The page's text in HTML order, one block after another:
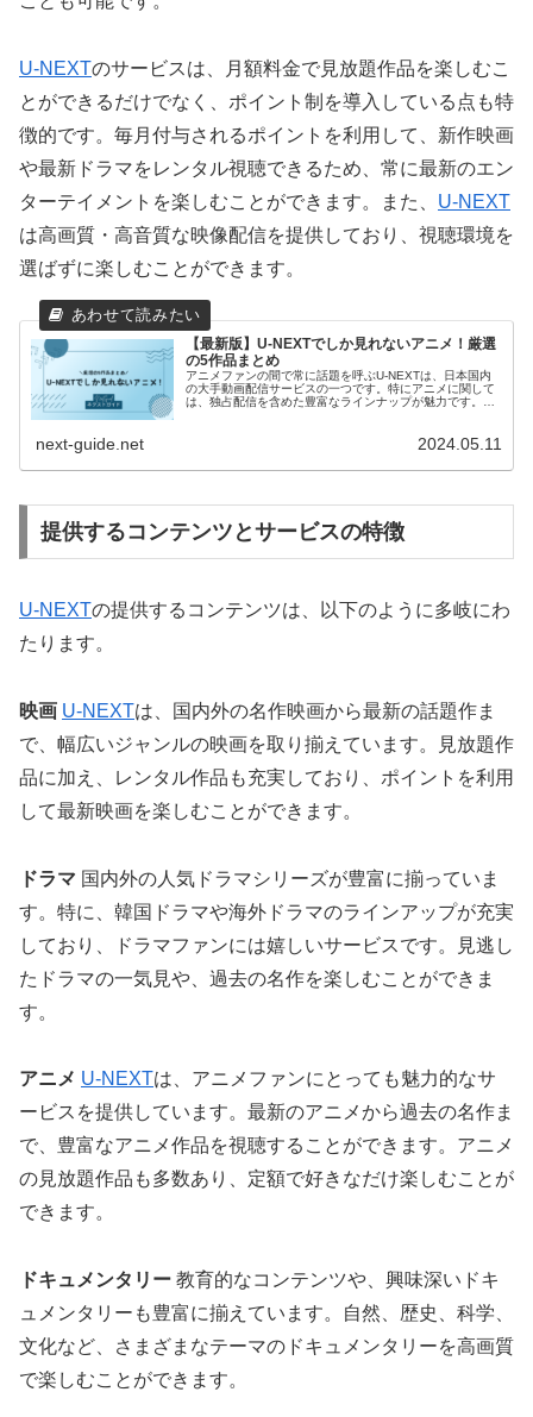
U-NEXTのサービスは、月額料金で見放題作品を楽しむこ
とができるだけでなく、ポイント制を導入している点も特
徴的です。毎月付与されるポイントを利用して、新作映画
や最新ドラマをレンタル視聴できるため、常に最新のエン
ターテイメントを楽しむことができます。また、 U-NEXT
は高画質・高音質な映像配信を提供しており、視聴環境を
選ばずに楽しむことができます。
【最新版】U-NEXTでしか見れないアニメ！厳選
の5作品まとめ
アニメファンの間で常に話題を呼ぶU-NEXTは、日本国内
の大手動画配信サービスの一つです。特にアニメに関して
は、独占配信を含めた豊富なラインナップが魅力です。こ
next-guide.net 2024.05.11
提供するコンテンツとサービスの特徴
U-NEXTの提供するコンテンツは、以下のように多岐にわ
たります。
映画 U-NEXTは、国内外の名作映画から最新の話題作ま
で、幅広いジャンルの映画を取り揃えています。見放題作
品に加え、レンタル作品も充実しており、ポイントを利用
して最新映画を楽しむことができます。
ドラマ 国内外の人気ドラマシリーズが豊富に揃っていま
す。特に、韓国ドラマや海外ドラマのラインアップが充実
しており、ドラマファンには嬉しいサービスです。見逃し
たドラマの一気見や、過去の名作を楽しむことができま
す。
アニメ U-NEXTは、アニメファンにとっても魅力的なサ
ービスを提供しています。最新のアニメから過去の名作ま
で、豊富なアニメ作品を視聴することができます。アニメ
の見放題作品も多数あり、定額で好きなだけ楽しむことが
できます。
ドキュメンタリー 教育的なコンテンツや、興味深いドキ
ュメンタリーも豊富に揃えています。自然、歴史、科学、
文化など、さまざまなテーマのドキュメンタリーを高画質
で楽しむことができます。